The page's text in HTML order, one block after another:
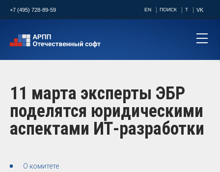
+7 (495) 728-89-59 EN ПОИСК T VK
11 марта эксперты ЭБР
поделятся юридическими
аспектами ИТ-разработки
О комитете